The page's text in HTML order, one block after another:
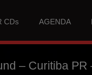
CDs AGENDA
– Curitiba PR